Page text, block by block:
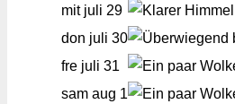
mit juli 29
don juli 30
fre juli 31
sam aug 1